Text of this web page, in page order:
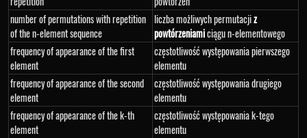
number of permutations with repetition
of the n-element sequence
liczba możliwych permutacjiz
powtórzeniamiciągu n-elementowego
frequency of appearance of the first
element
częstotliwość występowania pierwszego
elementu
frequency of appearance of the second
element
częstotliwość występowania drugiego
elementu
frequency of appearance of the k-th
element
częstotliwość występowania k-tego
elementu